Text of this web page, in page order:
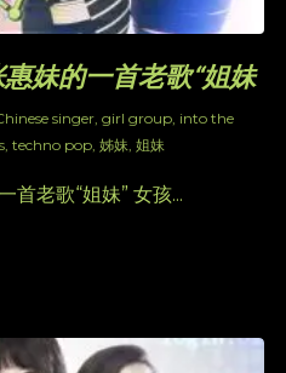
妹的一首老歌“姐妹
singer, girl group, into the
, techno pop, 姊妹, 姐妹
首老歌“姐妹” 女孩...